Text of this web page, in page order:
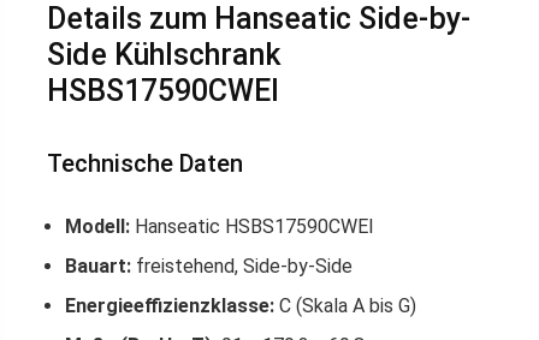
Details zum Hanseatic Side-by-
Side Kühlschrank
HSBS17590CWEI
Technische Daten
Modell: Hanseatic HSBS17590CWEI
Bauart: freistehend, Side-by-Side
Energieeffizienzklasse: C (Skala A bis G)